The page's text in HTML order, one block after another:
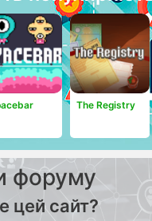
The Registry
форуму
цей сайт?